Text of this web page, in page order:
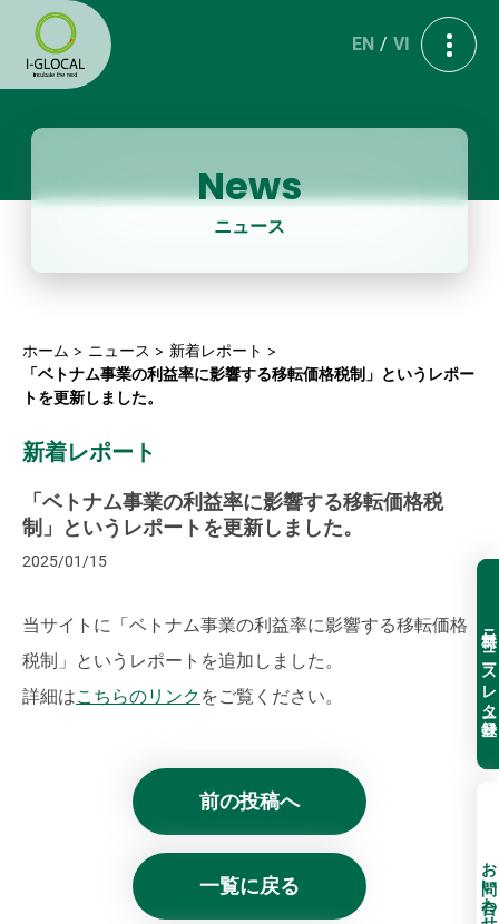
EN VI
News
ニュース
ホーム ニュース
新着レポート
「ベトナム事業の利益率に影響する移転価格税制」というレポー
トを更新しました。
新着レポート
「ベトナム事業の利益率に影響する移転価格税
制」というレポートを更新しました。
2025/01/15
当サイトに「ベトナム事業の利益率に影響する移転価格
税制」というレポートを追加しました。
詳細はこちらのリンク をご覧ください。
前の投稿へ
一覧に戻る
無料ニュースレター登録
お問い合わせ